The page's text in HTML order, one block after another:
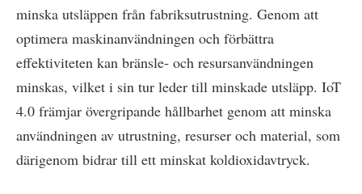
minska utsläppen från fabriksutrustning. Genom att
optimera maskinanvändningen och förbättra
effektiviteten kan bränsle- och resursanvändningen
minskas, vilket i sin tur leder till minskade utsläpp. IoT
4.0 främjar övergripande hållbarhet genom att minska
användningen av utrustning, resurser och material, som
därigenom bidrar till ett minskat koldioxidavtryck.